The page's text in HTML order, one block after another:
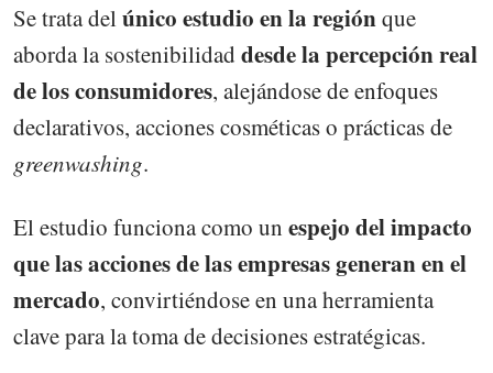
Se trata delúnico estudio en la regiónque
aborda la sostenibilidad desde la percepción real
de los consumidores, alejándose de enfoques
declarativos, acciones cosméticas o prácticas de
greenwashing.
El estudio funciona como un espejo del impacto
que las acciones de las empresas generan en el
mercado, convirtiéndose en una herramienta
clave para la toma de decisiones estratégicas.